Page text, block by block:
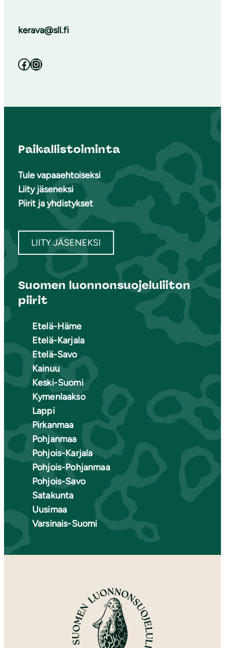
kerava@sll.fi
Facebook Instagram
Paikallistoiminta
Tule vapaaehtoiseksi
Liity jäseneksi
Piirit ja yhdistykset
LIITY JÄSENEKSI
Suomen luonnonsuojeluliiton
piirit
Etelä-Häme
Etelä-Karjala
Etelä-Savo
Kainuu
Keski-Suomi
Kymenlaakso
Lappi
Pirkanmaa
Pohjanmaa
Pohjois-Karjala
Pohjois-Pohjanmaa
Pohjois-Savo
Satakunta
Uusimaa
Varsinais-Suomi